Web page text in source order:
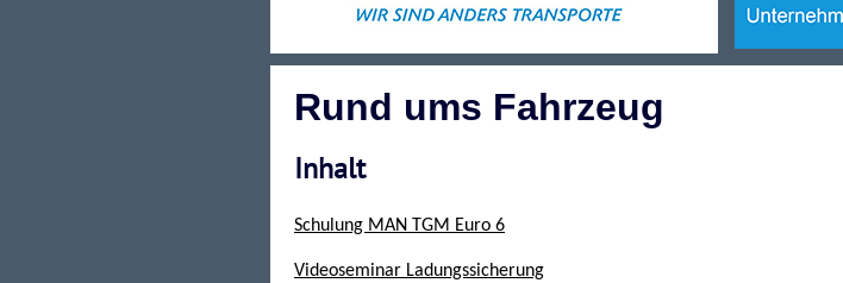
Rund ums Fahrzeug
Inhalt
Schulung MAN TGM Euro 6
Videoseminar Ladungssicherung